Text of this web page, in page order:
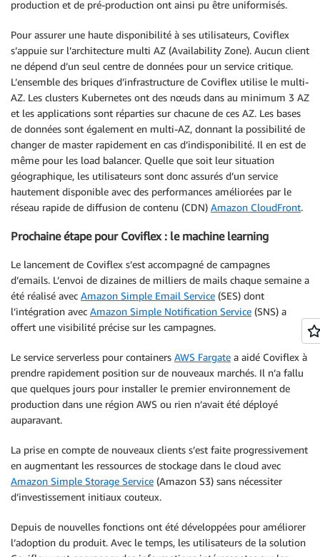
production et de pré-production ont ainsi pu être uniformisés.
Pour assurer une haute disponibilité à ses utilisateurs, Coviflex
s’appuie sur l’architecture multi AZ (Availability Zone). Aucun client
ne dépend d’un seul centre de données pour un service critique.
L’ensemble des briques d’infrastructure de Coviflex utilise le multi-
AZ. Les clusters Kubernetes ont des nœuds dans au minimum 3 AZ
et les applications sont réparties sur chacune de ces AZ. Les bases
de données sont également en multi-AZ, donnant la possibilité de
changer de master rapidement en cas d’indisponibilité. Il en est de
même pour les load balancer. Quelle que soit leur situation
géographique, les utilisateurs sont donc assurés d’un service
hautement disponible avec des performances améliorées par le
réseau rapide de diffusion de contenu (CDN) Amazon CloudFront.
Prochaine étape pour Coviflex : le machine learning
Le lancement de Coviflex s’est accompagné de campagnes
d’emails. L’envoi de dizaines de milliers de mails chaque semaine a
été réalisé avec Amazon Simple Email Service (SES) dont
l’intégration avec Amazon Simple Notification Service (SNS) a
offert une visibilité précise sur les campagnes.
Le service serverless pour containers AWS Fargate a aidé Coviflex à
prendre rapidement position sur de nouveaux marchés. Il n’a fallu
que quelques jours pour installer le premier environnement de
production dans une région AWS ou rien n’avait été déployé
auparavant.
La prise en compte de nouveaux clients s’est faite progressivement
en augmentant les ressources de stockage dans le cloud avec
Amazon Simple Storage Service (Amazon S3) sans nécessiter
d’investissement initiaux couteux.
Depuis de nouvelles fonctions ont été développées pour améliorer
l’adoption du produit. Avec le temps, les utilisateurs de la solution